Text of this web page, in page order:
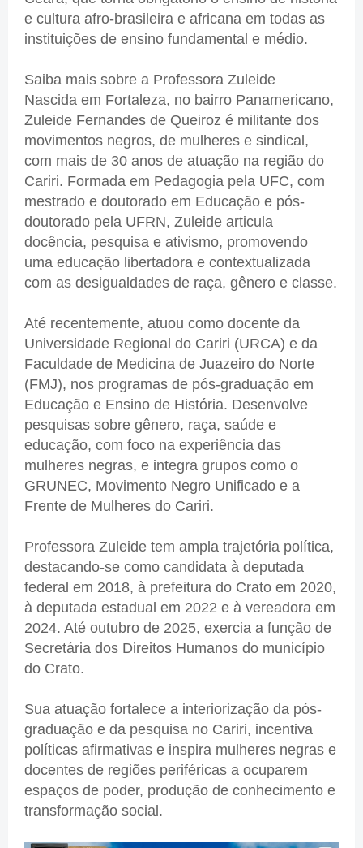
e cultura afro-brasileira e africana em todas as
instituições de ensino fundamental e médio.
Saiba mais sobre a Professora Zuleide
Nascida em Fortaleza, no bairro Panamericano,
Zuleide Fernandes de Queiroz é militante dos
movimentos negros, de mulheres e sindical,
com mais de 30 anos de atuação na região do
Cariri. Formada em Pedagogia pela UFC, com
mestrado e doutorado em Educação e pós-
doutorado pela UFRN, Zuleide articula
docência, pesquisa e ativismo, promovendo
uma educação libertadora e contextualizada
com as desigualdades de raça, gênero e classe.
Até recentemente, atuou como docente da
Universidade Regional do Cariri (URCA) e da
Faculdade de Medicina de Juazeiro do Norte
(FMJ), nos programas de pós-graduação em
Educação e Ensino de História. Desenvolve
pesquisas sobre gênero, raça, saúde e
educação, com foco na experiência das
mulheres negras, e integra grupos como o
GRUNEC, Movimento Negro Unificado e a
Frente de Mulheres do Cariri.
Professora Zuleide tem ampla trajetória política,
destacando-se como candidata à deputada
federal em 2018, à prefeitura do Crato em 2020,
à deputada estadual em 2022 e à vereadora em
2024. Até outubro de 2025, exercia a função de
Secretária dos Direitos Humanos do município
do Crato.
Sua atuação fortalece a interiorização da pós-
graduação e da pesquisa no Cariri, incentiva
políticas afirmativas e inspira mulheres negras e
docentes de regiões periféricas a ocuparem
espaços de poder, produção de conhecimento e
transformação social.